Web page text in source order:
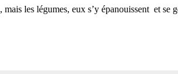
les légumes, eux s’y épanouissent et se